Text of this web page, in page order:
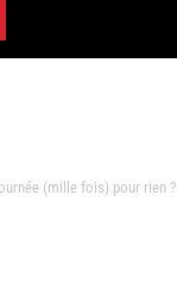
(mille fois) pour rien ?